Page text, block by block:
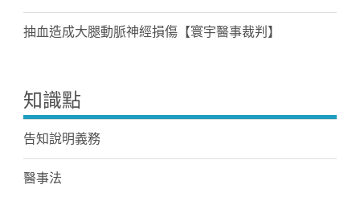
抽血造成大腿動脈神經損傷【寰宇醫事裁判】
知識點
告知說明義務
醫事法